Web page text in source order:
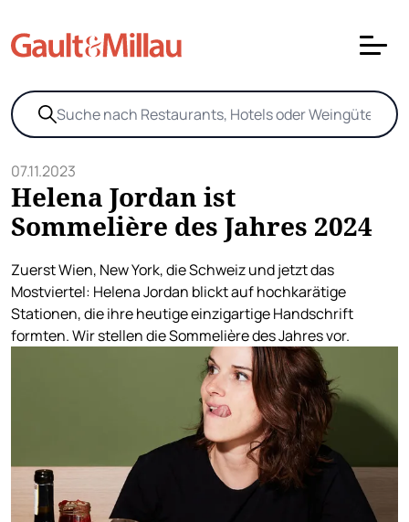
07.11.2023
Helena Jordan ist
Sommelière des Jahres 2024
Zuerst Wien, New York, die Schweiz und jetzt das
Mostviertel: Helena Jordan blickt auf hochkarätige
Stationen, die ihre heutige einzigartige Handschrift
formten. Wir stellen die Sommelière des Jahres vor.